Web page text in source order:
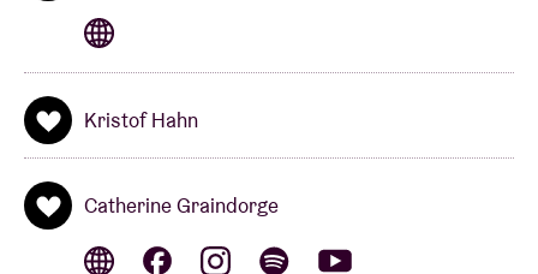
Kristof Hahn
Catherine Graindorge